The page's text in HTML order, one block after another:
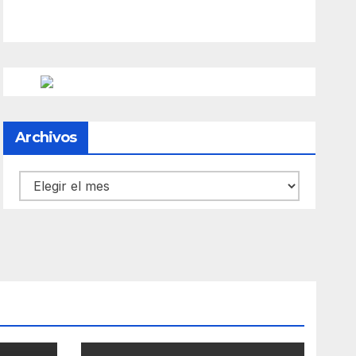
Archivos
Archivos